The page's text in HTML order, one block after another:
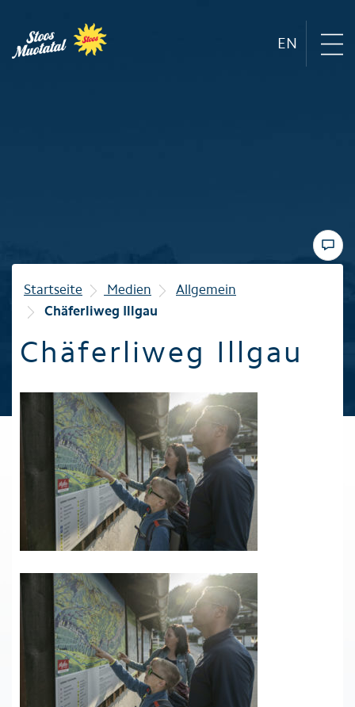
EN
Winter
Familie
Startseite Medien
Allgemein
Chäferliweg Illgau
Chäferliweg Illgau